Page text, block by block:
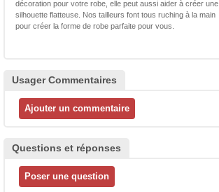
décoration pour votre robe, elle peut aussi aider à créer une
silhouette flatteuse. Nos tailleurs font tous ruching à la main
pour créer la forme de robe parfaite pour vous.
Usager Commentaires
Questions et réponses